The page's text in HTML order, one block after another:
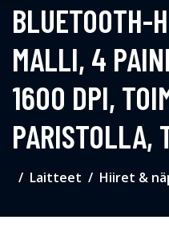
BLUETOOTH-
MALLI, 4
1600 DPI,
PARISTOLLA,
Laitteet Hiiret &